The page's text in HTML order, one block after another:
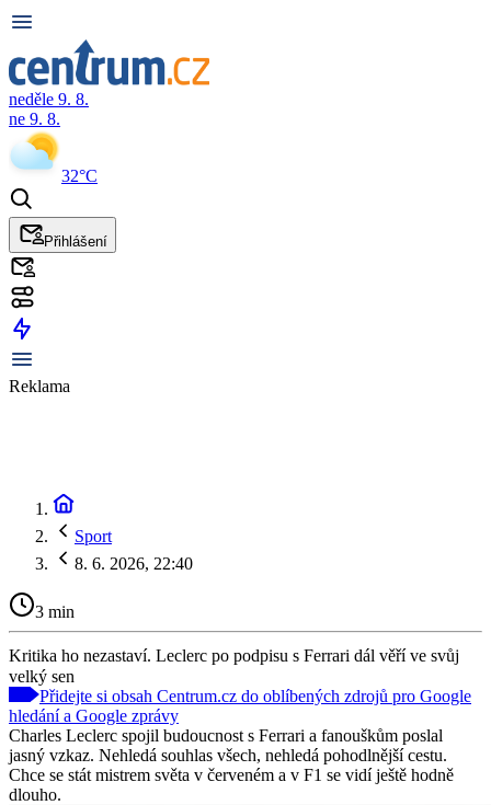
neděle 9. 8.
ne 9. 8.
32°C
Přihlášení
Reklama
Sport
8. 6. 2026, 22:40
3 min
Kritika ho nezastaví. Leclerc po podpisu s Ferrari dál věří ve svůj
velký sen
Přidejte si obsah Centrum.cz do oblíbených zdrojů pro Google
hledání a Google zprávy
Charles Leclerc spojil budoucnost s Ferrari a fanouškům poslal
jasný vzkaz. Nehledá souhlas všech, nehledá pohodlnější cestu.
Chce se stát mistrem světa v červeném a v F1 se vidí ještě hodně
dlouho.